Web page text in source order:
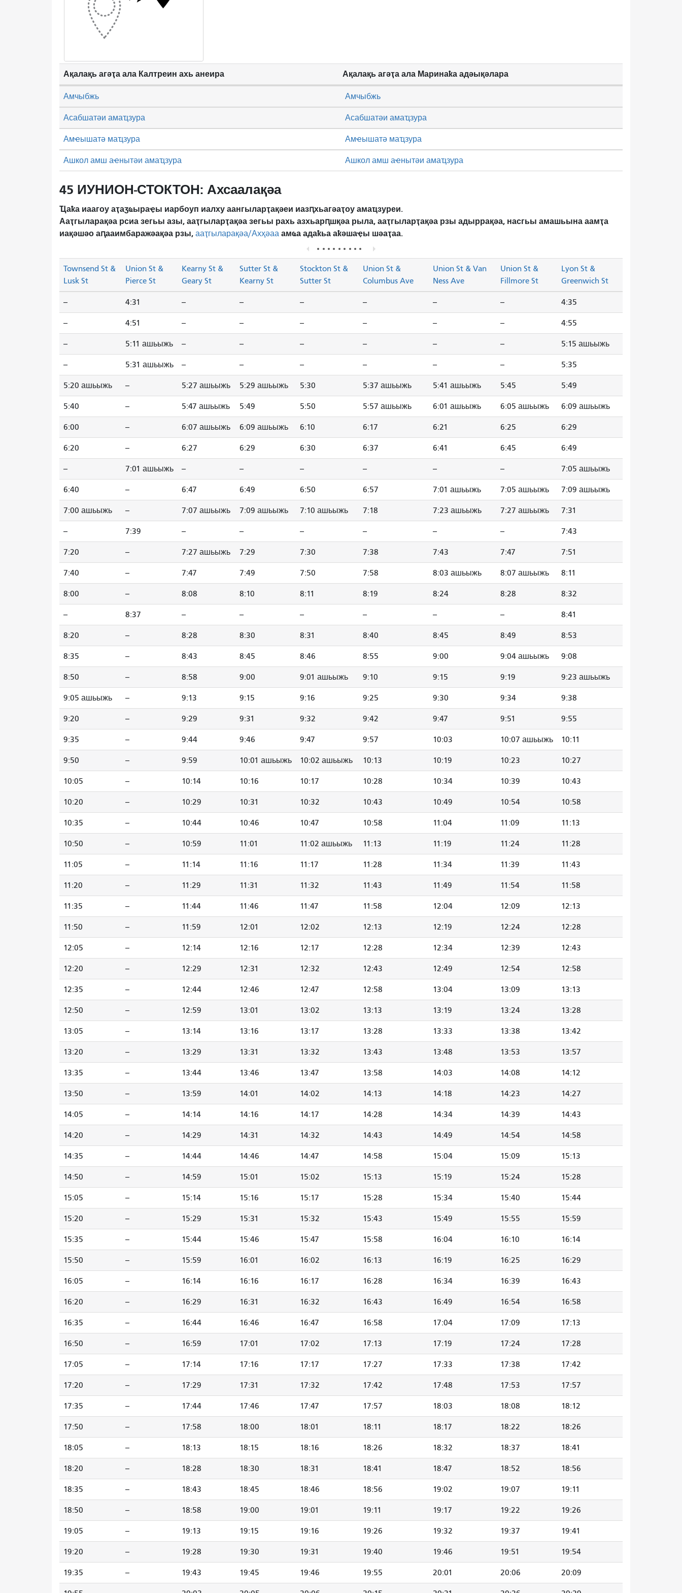
Ақалақь агәҭа ала Калтреин ахь анеира Ақалақь агәҭа ала Маринаҟа адәықәлара
Асабшатәи амаҵзура Асабшатәи амаҵзура
Амҽышатә маҵзура Амҽышатә маҵзура
Амчыбжь Амчыбжь
Ашкол амш аҽнытәи амаҵзура Ашкол амш аҽнытәи амаҵзура
45 ИУНИОН-СТОКТОН: Ахсаалақәа
Ҵаҟа иаагоу аҭаӡҩыраҿы иарбоуп иалху аангыларҭақәеи иазԥхьагәаҭоу амаҵзуреи.
Ааҭгыларақәа рсиа зегьы азы, ааҭгыларҭақәа зегьы рахь азхьарԥшқәа рыла, ааҭгыларҭақәа рзы адыррақәа, насгьы амашьына аамҭа
иақәшәо ​​аԥааимбаражәақәа рзы, ааҭгыларақәа/Ахҳәаа амҩа адаҟьа аҟәшаҿы шәаҭаа.
Townsend St &
Lusk St
Union St &
Pierce St
Kearny St &
Geary St
Sutter St &
Kearny St
Stockton St &
Sutter St
Union St &
Columbus Ave
Union St & Van
Ness Ave
Union St &
Fillmore St
Lyon St &
Greenwich St
-- 4:31 -- -- -- -- -- -- 4:35
-- 4:51 -- -- -- -- -- -- 4:55
-- 5:11 ашьыжь -- -- -- -- -- -- 5:15 ашьыжь
-- 5:31 ашьыжь -- -- -- -- -- -- 5:35
5:20 ашьыжь -- 5:27 ашьыжь 5:29 ашьыжь 5:30 5:37 ашьыжь 5:41 ашьыжь 5:45 5:49
5:40 -- 5:47 ашьыжь 5:49 5:50 5:57 ашьыжь 6:01 ашьыжь 6:05 ашьыжь 6:09 ашьыжь
6:00 -- 6:07 ашьыжь 6:09 ашьыжь 6:10 6:17 6:21 6:25 6:29
6:20 -- 6:27 6:29 6:30 6:37 6:41 6:45 6:49
-- 7:01 ашьыжь -- -- -- -- -- -- 7:05 ашьыжь
6:40 -- 6:47 6:49 6:50 6:57 7:01 ашьыжь 7:05 ашьыжь 7:09 ашьыжь
7:00 ашьыжь -- 7:07 ашьыжь 7:09 ашьыжь 7:10 ашьыжь 7:18 7:23 ашьыжь 7:27 ашьыжь 7:31
-- 7:39 -- -- -- -- -- -- 7:43
7:20 -- 7:27 ашьыжь 7:29 7:30 7:38 7:43 7:47 7:51
7:40 -- 7:47 7:49 7:50 7:58 8:03 ашьыжь 8:07 ашьыжь 8:11
8:00 -- 8:08 8:10 8:11 8:19 8:24 8:28 8:32
-- 8:37 -- -- -- -- -- -- 8:41
8:20 -- 8:28 8:30 8:31 8:40 8:45 8:49 8:53
8:35 -- 8:43 8:45 8:46 8:55 9:00 9:04 ашьыжь 9:08
8:50 -- 8:58 9:00 9:01 ашьыжь 9:10 9:15 9:19 9:23 ашьыжь
9:05 ашьыжь -- 9:13 9:15 9:16 9:25 9:30 9:34 9:38
9:20 -- 9:29 9:31 9:32 9:42 9:47 9:51 9:55
9:35 -- 9:44 9:46 9:47 9:57 10:03 10:07 ашьыжь 10:11
9:50 -- 9:59 10:01 ашьыжь 10:02 ашьыжь 10:13 10:19 10:23 10:27
10:05 -- 10:14 10:16 10:17 10:28 10:34 10:39 10:43
10:20 -- 10:29 10:31 10:32 10:43 10:49 10:54 10:58
10:35 -- 10:44 10:46 10:47 10:58 11:04 11:09 11:13
10:50 -- 10:59 11:01 11:02 ашьыжь 11:13 11:19 11:24 11:28
11:05 -- 11:14 11:16 11:17 11:28 11:34 11:39 11:43
11:20 -- 11:29 11:31 11:32 11:43 11:49 11:54 11:58
11:35 -- 11:44 11:46 11:47 11:58 12:04 12:09 12:13
11:50 -- 11:59 12:01 12:02 12:13 12:19 12:24 12:28
12:05 -- 12:14 12:16 12:17 12:28 12:34 12:39 12:43
12:20 -- 12:29 12:31 12:32 12:43 12:49 12:54 12:58
12:35 -- 12:44 12:46 12:47 12:58 13:04 13:09 13:13
12:50 -- 12:59 13:01 13:02 13:13 13:19 13:24 13:28
13:05 -- 13:14 13:16 13:17 13:28 13:33 13:38 13:42
13:20 -- 13:29 13:31 13:32 13:43 13:48 13:53 13:57
13:35 -- 13:44 13:46 13:47 13:58 14:03 14:08 14:12
13:50 -- 13:59 14:01 14:02 14:13 14:18 14:23 14:27
14:05 -- 14:14 14:16 14:17 14:28 14:34 14:39 14:43
14:20 -- 14:29 14:31 14:32 14:43 14:49 14:54 14:58
14:35 -- 14:44 14:46 14:47 14:58 15:04 15:09 15:13
14:50 -- 14:59 15:01 15:02 15:13 15:19 15:24 15:28
15:05 -- 15:14 15:16 15:17 15:28 15:34 15:40 15:44
15:20 -- 15:29 15:31 15:32 15:43 15:49 15:55 15:59
15:35 -- 15:44 15:46 15:47 15:58 16:04 16:10 16:14
15:50 -- 15:59 16:01 16:02 16:13 16:19 16:25 16:29
16:05 -- 16:14 16:16 16:17 16:28 16:34 16:39 16:43
16:20 -- 16:29 16:31 16:32 16:43 16:49 16:54 16:58
16:35 -- 16:44 16:46 16:47 16:58 17:04 17:09 17:13
16:50 -- 16:59 17:01 17:02 17:13 17:19 17:24 17:28
17:05 -- 17:14 17:16 17:17 17:27 17:33 17:38 17:42
17:20 -- 17:29 17:31 17:32 17:42 17:48 17:53 17:57
17:35 -- 17:44 17:46 17:47 17:57 18:03 18:08 18:12
17:50 -- 17:58 18:00 18:01 18:11 18:17 18:22 18:26
18:05 -- 18:13 18:15 18:16 18:26 18:32 18:37 18:41
18:20 -- 18:28 18:30 18:31 18:41 18:47 18:52 18:56
18:35 -- 18:43 18:45 18:46 18:56 19:02 19:07 19:11
18:50 -- 18:58 19:00 19:01 19:11 19:17 19:22 19:26
19:05 -- 19:13 19:15 19:16 19:26 19:32 19:37 19:41
19:20 -- 19:28 19:30 19:31 19:40 19:46 19:51 19:54
19:35 -- 19:43 19:45 19:46 19:55 20:01 20:06 20:09